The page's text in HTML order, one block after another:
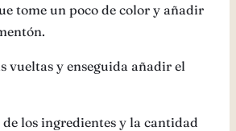
tome un poco de color y añadir
vueltas y enseguida añadir el
los ingredientes y la cantidad